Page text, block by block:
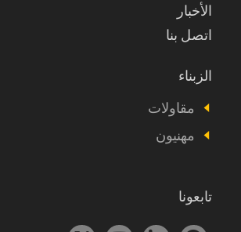
الأخبار
اتصل بنا
Footer
Vous
êtes
الزبناء
مقاولات
مهنيون
تابعونا